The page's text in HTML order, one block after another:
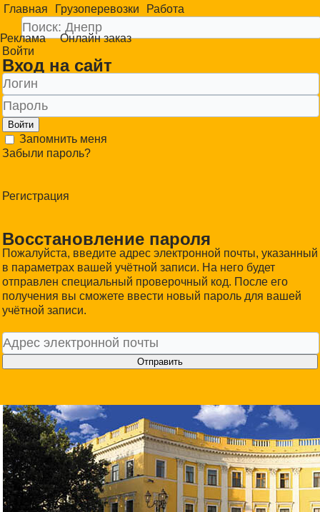
Главная Грузоперевозки Работа
Реклама
Онлайн заказ
Войти
Вход на сайт
Войти
Запомнить меня
Забыли пароль?
Регистрация
Восстановление пароля
Пожалуйста, введите адрес электронной почты, указанный
в параметрах вашей учётной записи. На него будет
отправлен специальный проверочный код. После его
получения вы сможете ввести новый пароль для вашей
учётной записи.
Отправить